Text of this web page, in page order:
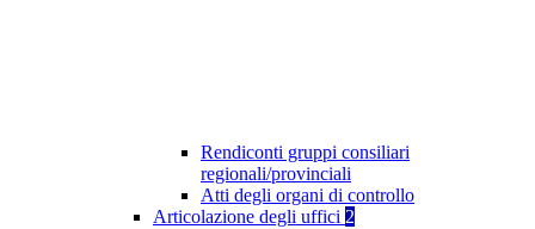
Rendiconti gruppi consiliari
regionali/provinciali
Atti degli organi di controllo
Articolazione degli uffici 2